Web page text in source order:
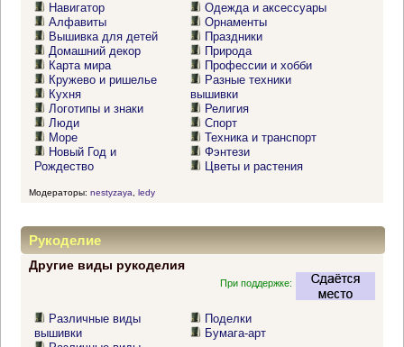
Навигатор
Алфавиты
Вышивка для детей
Домашний декор
Карта мира
Кружево и ришелье
Кухня
Логотипы и знаки
Люди
Море
Новый Год и
Рождество
Одежда и аксессуары
Орнаменты
Праздники
Природа
Профессии и хобби
Разные техники
вышивки
Религия
Спорт
Техника и транспорт
Фэнтези
Цветы и растения
Модераторы: nestyzaya ledy
Рукоделие
Другие виды рукоделия
При поддержке:
Различные виды
вышивки
Поделки
Бумага-арт